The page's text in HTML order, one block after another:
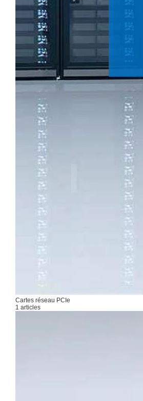
Cartes réseau PCIe
1 articles